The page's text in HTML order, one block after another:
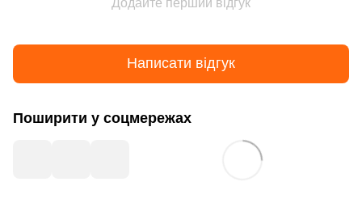
Написати відгук
Поширити у соцмережах